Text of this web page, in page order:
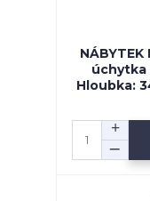
NÁBYTEK
úchytka
Hloubka: